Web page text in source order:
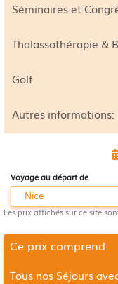
Séminaires et
Thalassothérapie &
Golf
Autres informations:
Ce prix comprend
Tous nos Séjours
Voyage au départ de
Les prix affichés sur ce site